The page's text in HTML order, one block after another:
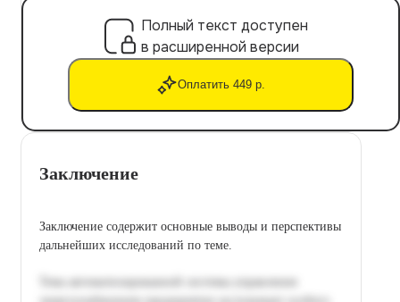
Полный текст доступен
в расширенной версии
Оплатить 449 р.
Заключение
Заключение содержит основные выводы и перспективы
дальнейших исследований по теме.